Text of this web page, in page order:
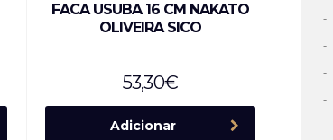
FACA USUBA 16 CM NAKATO
OLIVEIRA SICO
53,30€
Adicionar